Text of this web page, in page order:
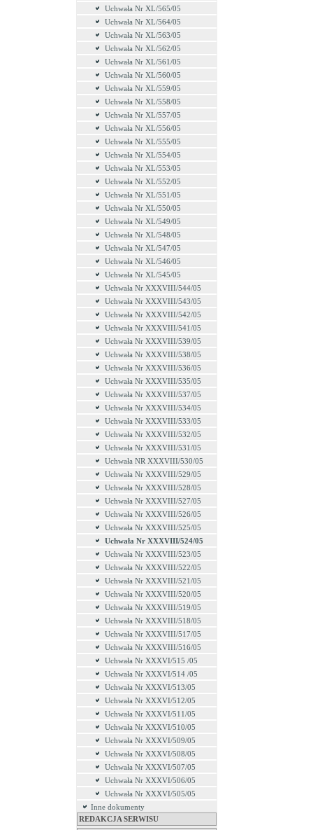
Uchwała Nr XL/565/05
Uchwała Nr XL/564/05
Uchwała Nr XL/563/05
Uchwała Nr XL/562/05
Uchwała Nr XL/561/05
Uchwała Nr XL/560/05
Uchwała Nr XL/559/05
Uchwała Nr XL/558/05
Uchwała Nr XL/557/05
Uchwała Nr XL/556/05
Uchwała Nr XL/555/05
Uchwała Nr XL/554/05
Uchwała Nr XL/553/05
Uchwała Nr XL/552/05
Uchwała Nr XL/551/05
Uchwała Nr XL/550/05
Uchwała Nr XL/549/05
Uchwała Nr XL/548/05
Uchwała Nr XL/547/05
Uchwała Nr XL/546/05
Uchwała Nr XL/545/05
Uchwała Nr XXXVIII/544/05
Uchwała Nr XXXVIII/543/05
Uchwała Nr XXXVIII/542/05
Uchwała Nr XXXVIII/541/05
Uchwała Nr XXXVIII/539/05
Uchwała Nr XXXVIII/538/05
Uchwała Nr XXXVIII/536/05
Uchwała Nr XXXVIII/535/05
Uchwała Nr XXXVIII/537/05
Uchwała Nr XXXVIII/534/05
Uchwała Nr XXXVIII/533/05
Uchwała Nr XXXVIII/532/05
Uchwała Nr XXXVIII/531/05
Uchwała NR XXXVIII/530/05
Uchwała Nr XXXVIII/529/05
Uchwała Nr XXXVIII/528/05
Uchwała Nr XXXVIII/527/05
Uchwała Nr XXXVIII/526/05
Uchwała Nr XXXVIII/525/05
Uchwała Nr XXXVIII/524/05
Uchwała Nr XXXVIII/523/05
Uchwała Nr XXXVIII/522/05
Uchwała Nr XXXVIII/521/05
Uchwała Nr XXXVIII/520/05
Uchwała Nr XXXVIII/519/05
Uchwała Nr XXXVIII/518/05
Uchwała Nr XXXVIII/517/05
Uchwała Nr XXXVIII/516/05
Uchwała Nr XXXVI/515 /05
Uchwała Nr XXXVI/514 /05
Uchwała Nr XXXVI/513/05
Uchwała Nr XXXVI/512/05
Uchwała Nr XXXVI/511/05
Uchwała Nr XXXVI/510/05
Uchwała Nr XXXVI/509/05
Uchwała Nr XXXVI/508/05
Uchwała Nr XXXVI/507/05
Uchwała Nr XXXVI/506/05
Uchwała Nr XXXVI/505/05
Inne dokumenty
REDAKCJA SERWISU